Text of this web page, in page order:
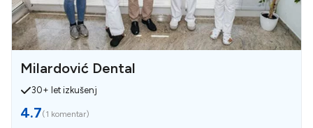
Milardović Dental
30+ let izkušenj
4.7(1 komentar)